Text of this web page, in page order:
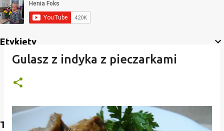
Etykiety
Translate
Gulasz z indyka z pieczarkami